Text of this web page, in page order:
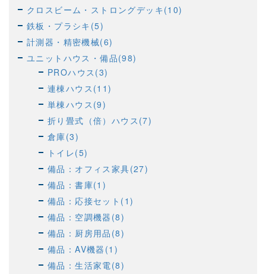
クロスビーム・ストロングデッキ(10)
鉄板・プラシキ(5)
計測器・精密機械(6)
ユニットハウス・備品(98)
PROハウス(3)
連棟ハウス(11)
単棟ハウス(9)
折り畳式（倍）ハウス(7)
倉庫(3)
トイレ(5)
備品：オフィス家具(27)
備品：書庫(1)
備品：応接セット(1)
備品：空調機器(8)
備品：厨房用品(8)
備品：AV機器(1)
備品：生活家電(8)